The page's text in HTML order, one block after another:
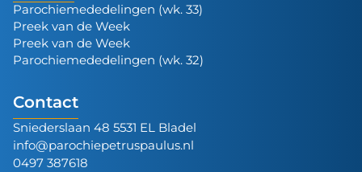
Parochiemededelingen (wk. 33)
Preek van de Week
Preek van de Week
Parochiemededelingen (wk. 32)
Contact
Sniederslaan 48 5531 EL Bladel
info@parochiepetruspaulus.nl
0497 387618